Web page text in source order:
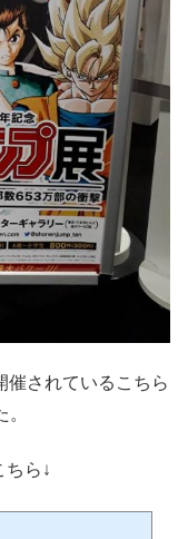
催されているこちら
ちら↓